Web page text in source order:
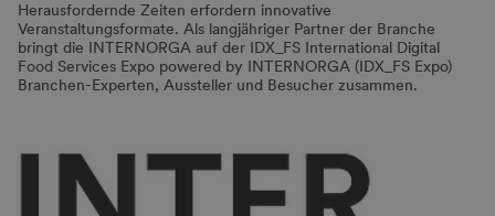
Herausfordernde Zeiten erfordern innovative
Veranstaltungsformate. Als langjähriger Partner der Branche
bringt die INTERNORGA auf der IDX_FS International Digital
Food Services Expo powered by INTERNORGA (IDX_FS Expo)
Branchen-Experten, Aussteller und Besucher zusammen.